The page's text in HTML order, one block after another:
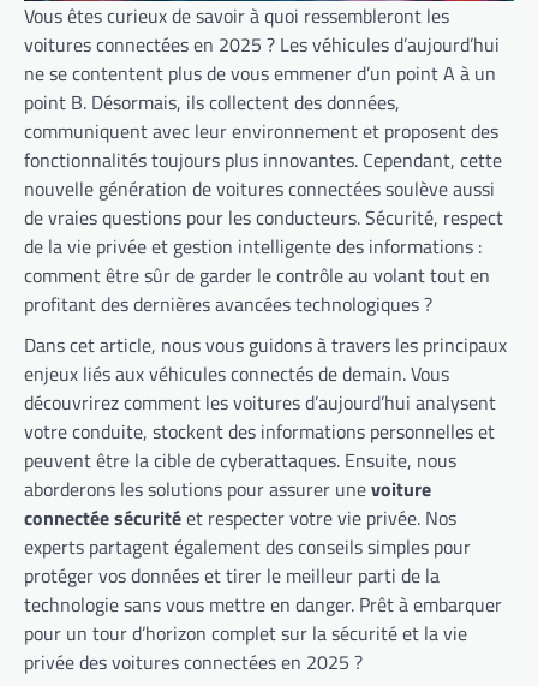
Vous êtes curieux de savoir à quoi ressembleront les
voitures connectées en 2025 ? Les véhicules d’aujourd’hui
ne se contentent plus de vous emmener d’un point A à un
point B. Désormais, ils collectent des données,
communiquent avec leur environnement et proposent des
fonctionnalités toujours plus innovantes. Cependant, cette
nouvelle génération de voitures connectées soulève aussi
de vraies questions pour les conducteurs. Sécurité, respect
de la vie privée et gestion intelligente des informations :
comment être sûr de garder le contrôle au volant tout en
profitant des dernières avancées technologiques ?
Dans cet article, nous vous guidons à travers les principaux
enjeux liés aux véhicules connectés de demain. Vous
découvrirez comment les voitures d’aujourd’hui analysent
votre conduite, stockent des informations personnelles et
peuvent être la cible de cyberattaques. Ensuite, nous
aborderons les solutions pour assurer unevoiture
connectée sécuritéet respecter votre vie privée. Nos
experts partagent également des conseils simples pour
protéger vos données et tirer le meilleur parti de la
technologie sans vous mettre en danger. Prêt à embarquer
pour un tour d’horizon complet sur la sécurité et la vie
privée des voitures connectées en 2025 ?